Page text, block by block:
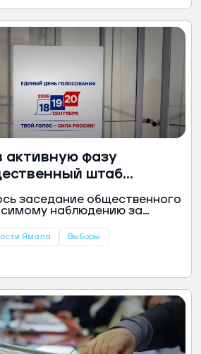
фазу
штаб
конкуренцию
заседание общественного
наблюдению за
кампании, сообщили в
Ямала Выборы